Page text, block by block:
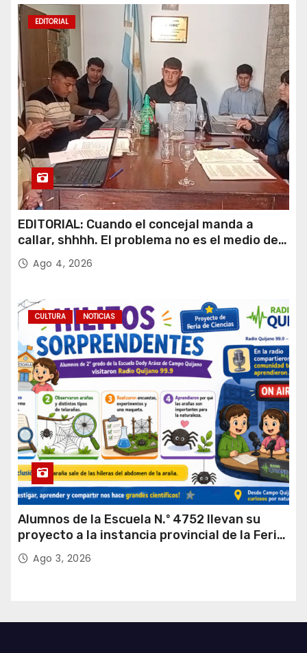
EDITORIAL
EDITORIAL: Cuando el concejal manda a
callar, shhhh. El problema no es el medio de
comuncación.
Ago 4, 2026
CULTURA NOTICIAS
Alumnos de la Escuela N.º 4752 llevan su
proyecto a la instancia provincial de la Feria
de Ciencias
Ago 3, 2026